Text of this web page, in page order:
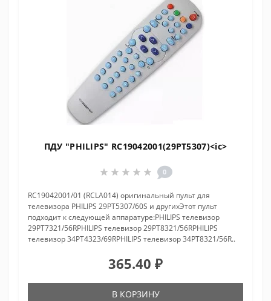
ПДУ "PHILIPS" RC19042001(29PT5307)<ic>
0
RC19042001/01 (RCLA014) оригинальный пульт для
телевизора PHILIPS 29PT5307/60S и другихЭтот пульт
подходит к следующей аппаратуре:PHILIPS телевизор
29PT7321/56RPHILIPS телевизор 29PT8321/56RPHILIPS
телевизор 34PT4323/69RPHILIPS телевизор 34PT8321/56R..
365.40 ₽
В КОРЗИНУ